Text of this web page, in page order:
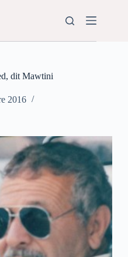
dit Mawtini
2016